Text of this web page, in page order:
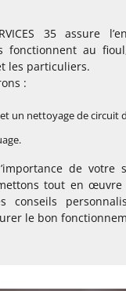
35
fonctionnent au
les particuliers.
:
un nettoyage de circuit
de
tout en
conseils
le bon